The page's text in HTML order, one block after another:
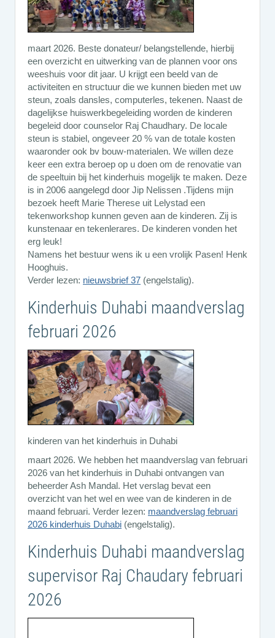
maart 2026. Beste donateur/ belangstellende, hierbij
een overzicht en uitwerking van de plannen voor ons
weeshuis voor dit jaar. U krijgt een beeld van de
activiteiten en structuur die we kunnen bieden met uw
steun, zoals dansles, computerles, tekenen. Naast de
dagelijkse huiswerkbegeleiding worden de kinderen
begeleid door counselor Raj Chaudhary. De locale
steun is stabiel, ongeveer 20 % van de totale kosten
waaronder ook bv bouw-materialen. We willen deze
keer een extra beroep op u doen om de renovatie van
de speeltuin bij het kinderhuis mogelijk te maken. Deze
is in 2006 aangelegd door Jip Nelissen .Tijdens mijn
bezoek heeft Marie Therese uit Lelystad een
tekenworkshop kunnen geven aan de kinderen. Zij is
kunstenaar en tekenlerares. De kinderen vonden het
erg leuk!
Namens het bestuur wens ik u een vrolijk Pasen! Henk
Hooghuis.
Verder lezen: nieuwsbrief 37 (engelstalig).
Kinderhuis Duhabi maandverslag
februari 2026
kinderen van het kinderhuis in Duhabi
maart 2026. We hebben het maandverslag van februari
2026 van het kinderhuis in Duhabi ontvangen van
beheerder Ash Mandal. Het verslag bevat een
overzicht van het wel en wee van de kinderen in de
maand februari. Verder lezen: maandverslag februari
2026 kinderhuis Duhabi (engelstalig).
Kinderhuis Duhabi maandverslag
supervisor Raj Chaudary februari
2026